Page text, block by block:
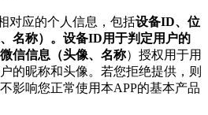
对应的个人信息，包括设备ID、位
名称）。设备ID用于判定用户的
信信息（头像、名称）授权用于用
的昵称和头像。若您拒绝提供，则
影响您正常使用本APP的基本产品